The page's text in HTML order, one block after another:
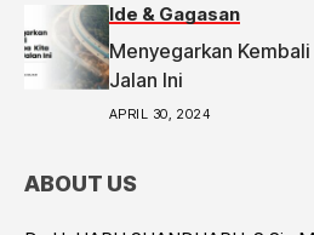
Ide & Gagasan
Menyegarkan
Jalan Ini
APRIL 30, 2024
ABOUT US